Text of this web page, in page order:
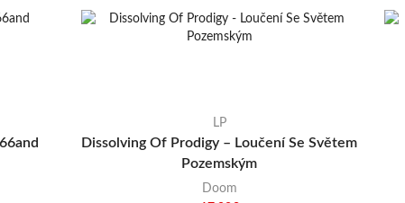
LP
Dissolving Of Prodigy – Loučení Se Světem
Pozemským
Doom